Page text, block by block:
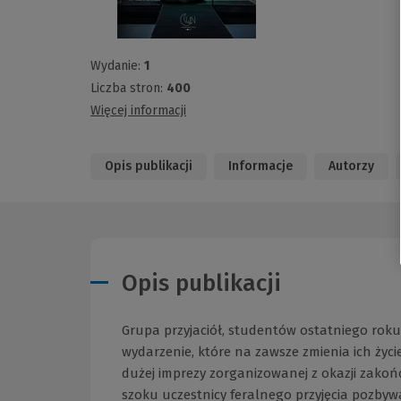
Wydanie: 1
Liczba stron: 400
Więcej informacji
Opis publikacji Informacje Autorzy
Opis publikacji
Grupa przyjaciół, studentów ostatniego
wydarzenie, które na zawsze zmienia ich
dużej imprezy zorganizowanej z okazji
szoku uczestnicy feralnego przyjęcia